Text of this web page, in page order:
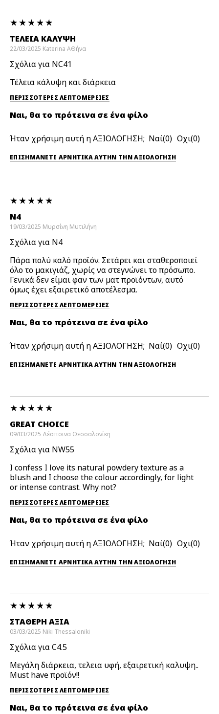
ΤΈΛΕΙΑ ΚΑΛΥΨΗ
22/03/2025 Katerina ΑΘήνα
Σχόλια για NC41
Τέλεια κάλυψη και διάρκεια
ΠΕΡΙΣΣΌΤΕΡΕΣ ΛΕΠΤΟΜΈΡΕΙΕΣ
Ναι, θα το πρότεινα σε ένα φίλο
Ήταν χρήσιμη αυτή η ΑΞΙΟΛΟΓΗΣΗ; 0 0
ΕΠΙΣΗΜΆΝΕΤΕ ΑΡΝΗΤΙΚΆ ΑΥΤΉΝ ΤΗΝ ΑΞΙΟΛΟΓΗΣΗ
N4
19/03/2025 Μυρσίνη Μυτιλήνη
Σχόλια για N4
Πάρα πολύ καλό προϊόν. Σετάρει και σταθεροποιεί
όλο το μακιγιάζ, χωρίς να στεγνώνει το πρόσωπο.
Γενικά δεν είμαι φαν των ματ προϊόντων, αυτό
όμως έχει εξαιρετικό αποτέλεσμα.
ΠΕΡΙΣΣΌΤΕΡΕΣ ΛΕΠΤΟΜΈΡΕΙΕΣ
Ναι, θα το πρότεινα σε ένα φίλο
Ήταν χρήσιμη αυτή η ΑΞΙΟΛΟΓΗΣΗ; 0 0
ΕΠΙΣΗΜΆΝΕΤΕ ΑΡΝΗΤΙΚΆ ΑΥΤΉΝ ΤΗΝ ΑΞΙΟΛΟΓΗΣΗ
GREAT CHOICE
09/03/2025 Δέσποινα Θεσσαλονίκη
Σχόλια για NW55
I confess I love its natural powdery texture as a
blush and I choose the colour accordingly, for light
or intense contrast. Why not?
ΠΕΡΙΣΣΌΤΕΡΕΣ ΛΕΠΤΟΜΈΡΕΙΕΣ
Ναι, θα το πρότεινα σε ένα φίλο
Ήταν χρήσιμη αυτή η ΑΞΙΟΛΟΓΗΣΗ; 0 0
ΕΠΙΣΗΜΆΝΕΤΕ ΑΡΝΗΤΙΚΆ ΑΥΤΉΝ ΤΗΝ ΑΞΙΟΛΟΓΗΣΗ
ΣΤΑΘΕΡΉ ΑΞΊΑ
03/03/2025 Niki Thessaloniki
Σχόλια για C4.5
Μεγάλη διάρκεια, τελεια υφή, εξαιρετική καλυψη..
Must have προϊόν!!
ΠΕΡΙΣΣΌΤΕΡΕΣ ΛΕΠΤΟΜΈΡΕΙΕΣ
Ναι, θα το πρότεινα σε ένα φίλο